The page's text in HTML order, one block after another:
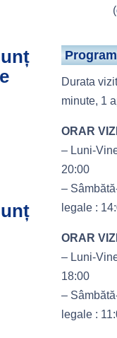
(
Durata
minute, 1
ORAR
– Luni-
20:00
–
legale :
ORAR
– Luni-
18:00
–
legale :